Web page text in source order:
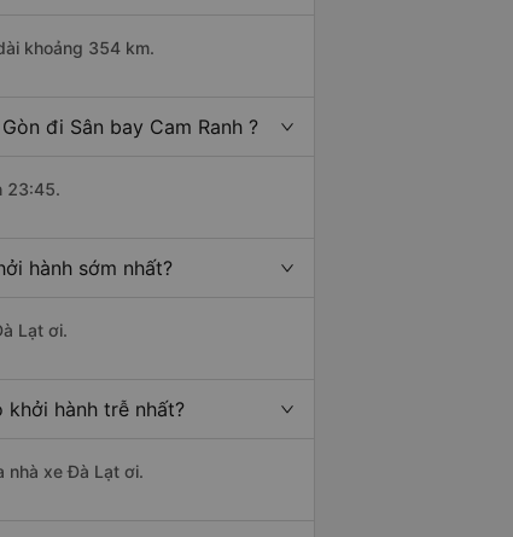
khoảng 354 km.
đi Sân bay Cam Ranh ?
23:45.
hành sớm nhất?
Lạt ơi.
khởi hành trễ nhất?
nhà xe Đà Lạt ơi.